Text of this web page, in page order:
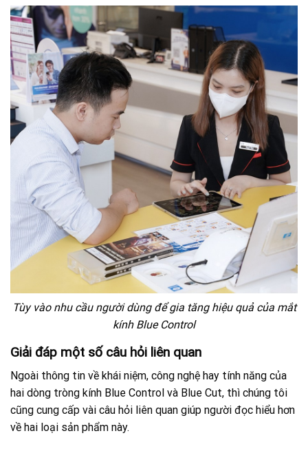
Tùy vào nhu cầu người dùng để gia tăng hiệu quả của mắt
kính Blue Control
Giải đáp một số câu hỏi liên quan
Ngoài thông tin về khái niệm, công nghệ hay tính năng của
hai dòng tròng kính Blue Control và Blue Cut, thì chúng tôi
cũng cung cấp vài câu hỏi liên quan giúp người đọc hiểu hơn
về hai loại sản phẩm này.